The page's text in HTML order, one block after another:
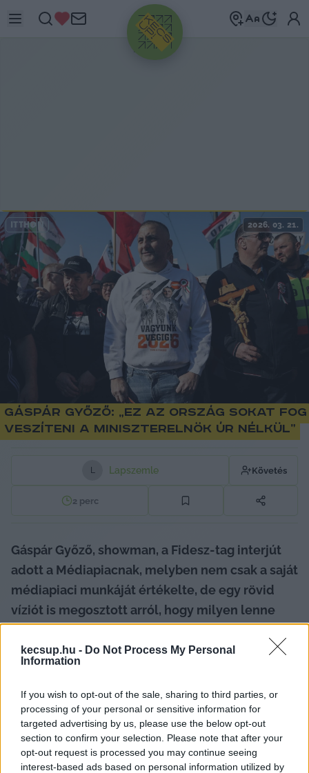
kecsup.hu - Do Not Process My Personal
Information
If you wish to opt-out of the sale, sharing to third parties, or
processing of your personal or sensitive information for
targeted advertising by us, please use the below opt-out
section to confirm your selection. Please note that after your
opt-out request is processed you may continue seeing
interest-based ads based on personal information utilized by
HIRDETÉS
ITTHON 2026. 03. 21.
Gáspár Győző: „Ez az ország sokat fog
veszíteni a miniszterelnök úr nélkül”
L Lapszemle Követés
2 perc
Gáspár Győző, showman, a Fidesz-tag interjút
adott a Médiapiacnak, melyben nem csak a saját
médiapiaci munkáját értékelte, de egy rövid
víziót is megosztott arról, hogy milyen lenne
az áprilisi országgyűlési választásokat.
Gáspár Győző interjút adott a Médiapiac
podcastnek, amelyből kiderült, a fideszes
politikussá vált showman hogyan vélekedik a
jelenlegi politikai helyzetről. A beszélgetés